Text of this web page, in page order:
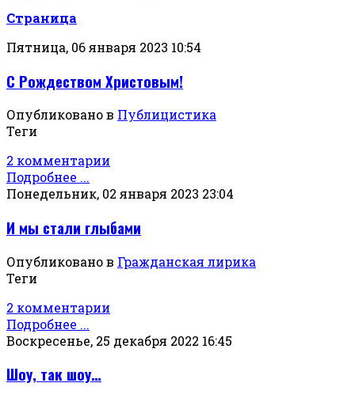
Страница
Пятница, 06 января 2023 10:54
С Рождеством Христовым!
Опубликовано в Публицистика
Теги
2 комментарии
Подробнее ...
Понедельник, 02 января 2023 23:04
И мы стали глыбами
Опубликовано в Гражданская лирика
Теги
2 комментарии
Подробнее ...
Воскресенье, 25 декабря 2022 16:45
Шоу, так шоу…